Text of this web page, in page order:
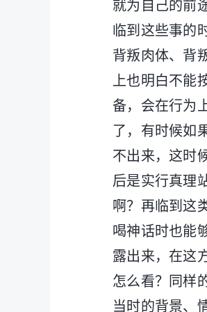
就为自己的前
临到这些事的
背叛肉体、背
上也明白不
备，会在行为
了，有时候如
不出来，这时
后是实行真理
啊？再临到这
喝神话时也能
露出来，在这
怎么看？同样
当时的背景、